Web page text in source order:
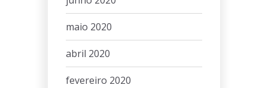
maio 2020
abril 2020
fevereiro 2020